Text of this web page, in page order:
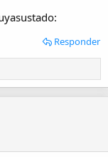
Responder